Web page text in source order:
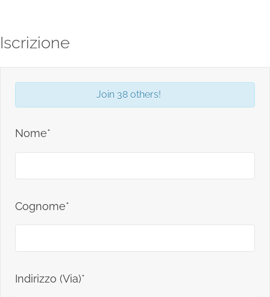
Iscrizione
Join 38 others!
Nome*
Cognome*
Indirizzo (Via)*